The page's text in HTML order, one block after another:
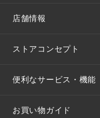
店舗情報
ストアコンセプト
便利なサービス・機能
お買い物ガイド